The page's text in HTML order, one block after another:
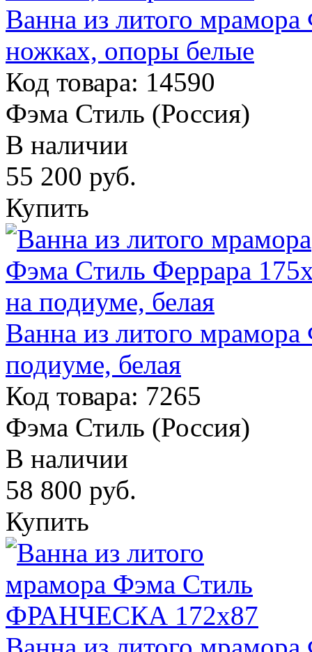
Ванна из литого
ножках, опоры белые
Код товара: 14590
Фэма Стиль (Россия)
В наличии
55 200 руб.
Купить
Ванна из литого
подиуме, белая
Код товара: 7265
Фэма Стиль (Россия)
В наличии
58 800 руб.
Купить